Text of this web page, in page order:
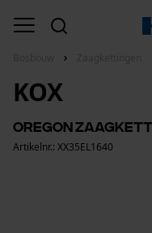
KOX
Oregon
Artikelnr.: XX35EL1640